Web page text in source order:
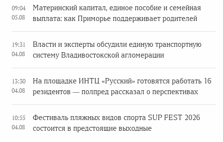
09:04
05.08
Материнский капитал, единое пособие и семейная
выплата: как Приморье поддерживает родителей
19:31
04.08
Власти и эксперты обсудили единую транспортную
систему Владивостокской агломерации
13:30
04.08
На площадке ИНТЦ «Русский» готовятся работать 16
резидентов — полпред рассказал о перспективах
10:55
04.08
Фестиваль пляжных видов спорта SUP FEST 2026
состоится в предстоящие выходные